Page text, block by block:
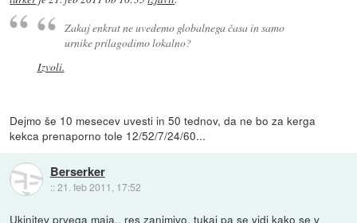
Zakaj enkrat ne uvedemo globalnega časa in samo
urnike prilagodimo lokalno?
Izvoli.
Dejmo še 10 mesecev uvesti in 50 tednov, da ne bo za kerga
kekca prenaporno tole 12/52/7/24/60...
Berserker
::21. feb 2011, 17:52
Ukinitev prvega maja.. res zanimivo, tukaj pa se vidi kako se v